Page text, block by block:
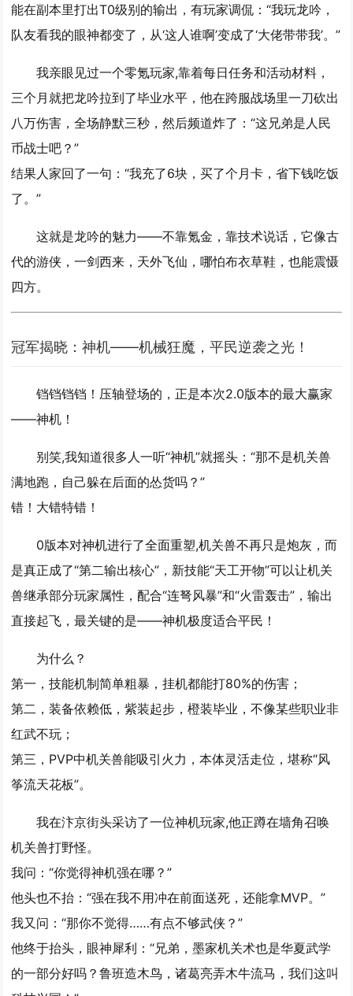
能在副本里打出T0级别的输出，有玩家调侃：“我玩龙吟，
队友看我的眼神都变了，从‘这人谁啊’变成了‘大佬带带我’。”
我亲眼见过一个零氪玩家,靠着每日任务和活动材料，
三个月就把龙吟拉到了毕业水平，他在跨服战场里一刀砍出
八万伤害，全场静默三秒，然后频道炸了：“这兄弟是人民
币战士吧？”
结果人家回了一句：“我充了6块，买了个月卡，省下钱吃饭
了。”
这就是龙吟的魅力——不靠氪金，靠技术说话，它像古
代的游侠，一剑西来，天外飞仙，哪怕布衣草鞋，也能震慑
四方。
冠军揭晓：神机——机械狂魔，平民逆袭之光！
铛铛铛铛！压轴登场的，正是本次2.0版本的最大赢家
——神机 ！
别笑,我知道很多人一听“神机”就摇头：“那不是机关兽
满地跑，自己躲在后面的怂货吗？”
错！大错特错！
0版本对神机进行了全面重塑,机关兽不再只是炮灰，而
是真正成了“第二输出核心”，新技能“天工开物”可以让机关
兽继承部分玩家属性，配合“连弩风暴”和“火雷轰击”，输出
直接起飞，最关键的是——神机极度适合平民 ！
为什么？
第一，技能机制简单粗暴，挂机都能打80%的伤害；
第二，装备依赖低，紫装起步，橙装毕业，不像某些职业非
红武不玩；
第三，PVP中机关兽能吸引火力，本体灵活走位，堪称“风
筝流天花板”。
我在汴京街头采访了一位神机玩家,他正蹲在墙角召唤
机关兽打野怪。
我问：“你觉得神机强在哪？”
他头也不抬：“强在我不用冲在前面送死，还能拿MVP。”
我又问：“那你不觉得……有点不够武侠？”
他终于抬头，眼神犀利：“兄弟，墨家机关术也是华夏武学
的一部分好吗？鲁班造木鸟，诸葛亮弄木牛流马，我们这叫